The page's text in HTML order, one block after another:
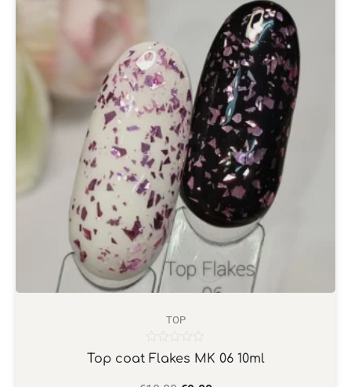
TOP
Top coat Flakes MK 06 10ml
Βαθμολογήθηκε
με